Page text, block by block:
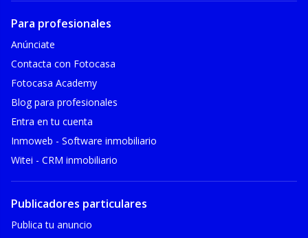
Para profesionales
Anúnciate
Contacta con Fotocasa
Fotocasa Academy
Blog para profesionales
Entra en tu cuenta
Inmoweb - Software inmobiliario
Witei - CRM inmobiliario
Publicadores particulares
Publica tu anuncio